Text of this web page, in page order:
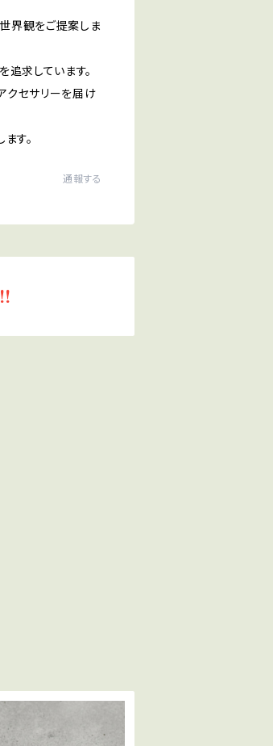
界観をご提案しま
求しています。
クセサリーを届け
す。
通報する